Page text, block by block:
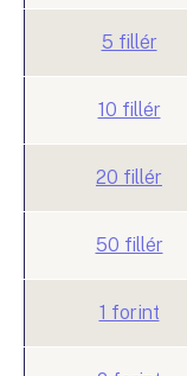
5 fillér
10 fillér
20 fillér
50 fillér
1 forint